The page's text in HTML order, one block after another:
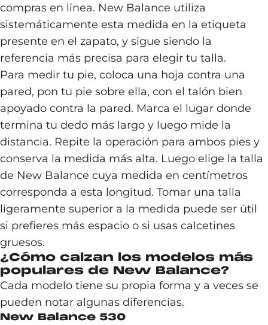
compras en línea. New Balance utiliza
sistemáticamente esta medida en la etiqueta
presente en el zapato, y sigue siendo la
referencia más precisa para elegir tu talla.
Para medir tu pie, coloca una hoja contra una
pared, pon tu pie sobre ella, con el talón bien
apoyado contra la pared. Marca el lugar donde
termina tu dedo más largo y luego mide la
distancia. Repite la operación para ambos pies y
conserva la medida más alta. Luego elige la talla
de New Balance cuya medida en centímetros
corresponda a esta longitud. Tomar una talla
ligeramente superior a la medida puede ser útil
si prefieres más espacio o si usas calcetines
gruesos.
¿Cómo calzan los modelos más
populares de New Balance?
Cada modelo tiene su propia forma y a veces se
pueden notar algunas diferencias.
New Balance 530